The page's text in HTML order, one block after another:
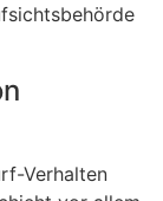
Verhalten